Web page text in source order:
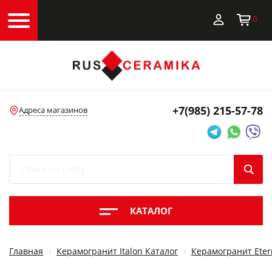
0
Адреса магазинов +7(985) 215-57-78
КАТАЛОГ
Главная Керамогранит Italon Каталог Керамогранит